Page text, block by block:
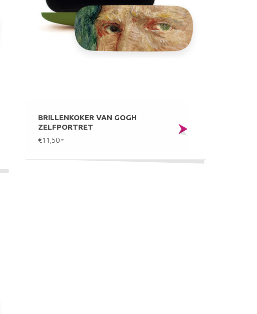
BRILLENKOKER VAN GOGH
ZELFPORTRET
€11,50 *